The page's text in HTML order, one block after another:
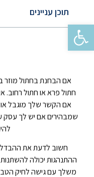
פתח סרגל
תוכן עניינים
אם הבחנת בחתול מוזר
חתול פרא או חתול רחוב.
אם הקשר שלך מוגבל או
שמבהירים אם יש לך עסק
חשוב לדעת את ההבדל
ההתנהגות יכולה
משלך עם גישה לחיק